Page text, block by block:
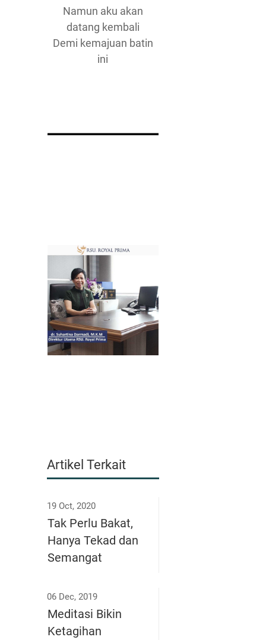
Namun aku akan
datang kembali
Demi kemajuan batin
ini
Artikel Terkait
19 Oct, 2020
Tak Perlu Bakat,
Hanya Tekad dan
Semangat
06 Dec, 2019
Meditasi Bikin
Ketagihan